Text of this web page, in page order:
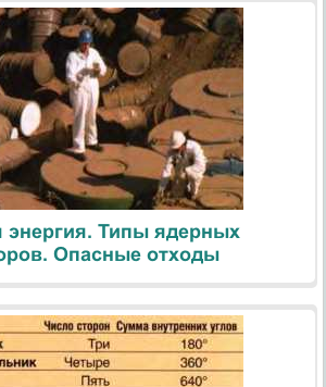
энергия. Типы ядерных
Опасные отходы